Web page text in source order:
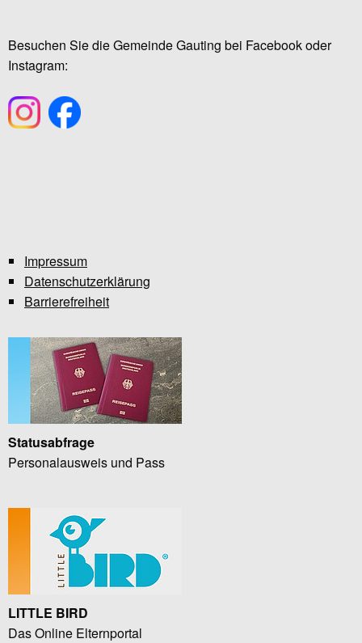
Besuchen Sie die Gemeinde Gauting bei Facebook oder
Instagram:
Impressum
Datenschutzerklärung
Barrierefreiheit
Statusabfrage
Personalausweis und Pass
LITTLE BIRD
Das Online Elternportal